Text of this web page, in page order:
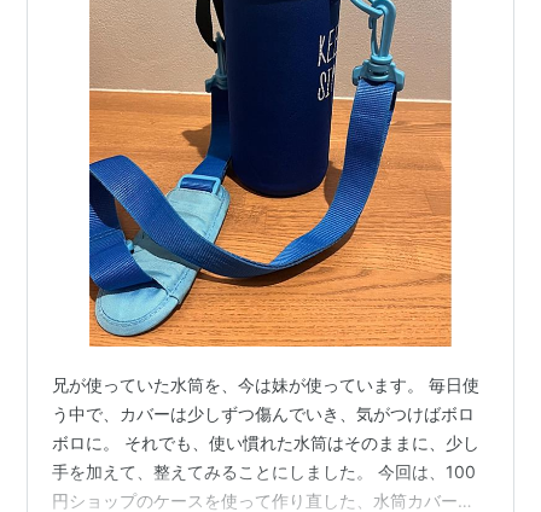
兄が使っていた水筒を、今は妹が使っています。 毎日使
う中で、カバーは少しずつ傷んでいき、気がつけばボロ
ボロに。 それでも、使い慣れた水筒はそのままに、少し
手を加えて、整えてみることにしました。 今回は、100
円ショップのケースを使って作り直した、水筒カバーに